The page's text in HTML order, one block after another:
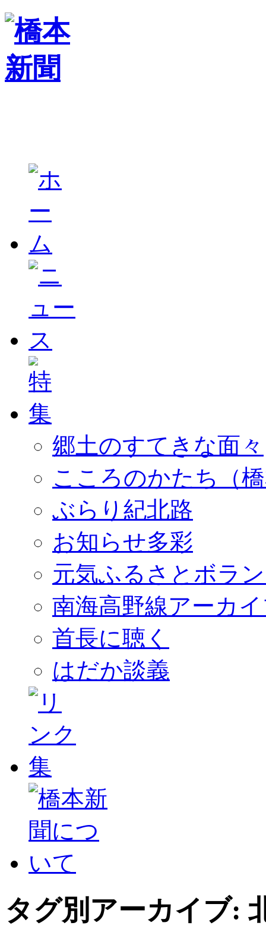
郷土のすてきな面々
こころのかたち（
ぶらり紀北路
お知らせ多彩
元気ふるさとボラ
南海高野線アーカ
首長に聴く
はだか談義
タグ別アーカイブ: